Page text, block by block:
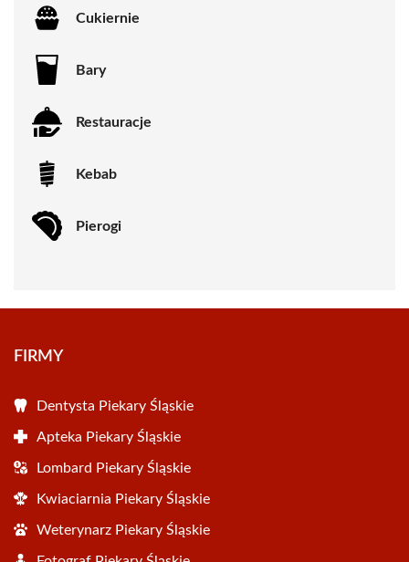
Cukiernie
Bary
Restauracje
Kebab
Pierogi
FIRMY
Dentysta Piekary Śląskie
Apteka Piekary Śląskie
Lombard Piekary Śląskie
Kwiaciarnia Piekary Śląskie
Weterynarz Piekary Śląskie